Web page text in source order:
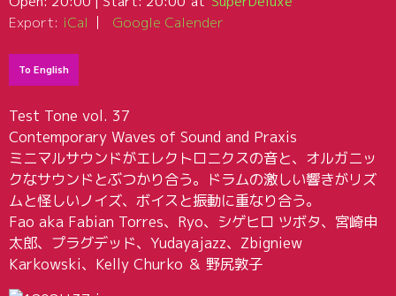
Export: iCal Google Calender
To English
Test Tone vol. 37
Contemporary Waves of Sound and Praxis
ミニマルサウンドがエレクトロニクスの音と、オルガニッ
クなサウンドとぶつかり合う。ドラムの激しい響きがリズ
ムと怪しいノイズ、ボイスと振動に重なり合う。
Fao aka Fabian Torres、Ryo、シゲヒロ ツボタ、宮崎申
太郎、プラグデッド、Yudayajazz、Zbigniew
Karkowski、Kelly Churko ＆ 野尻敦子